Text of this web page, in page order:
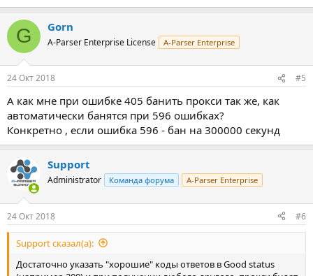
G Gorn
A-Parser Enterprise License A-Parser Enterprise
24 Окт 2018 #5
А как мне при ошибке 405 банить прокси так же, как
автоматически банятся при 596 ошибках?
Конкретно , если ошибка 596 - бан на 300000 секунд
Support
Administrator Команда форума A-Parser Enterprise
24 Окт 2018 #6
Support сказал(а):
Достаточно указать "хорошие" коды ответов в Good status